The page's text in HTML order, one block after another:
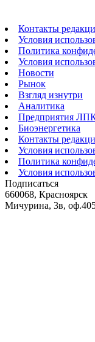
Контакты
Условия
Политика
Условия
Новости
Рынок
Взгляд изнутри
Аналитика
Предприятия
Биоэнергетика
Контакты
Условия
Политика
Условия
Подписаться
660068, Красноярск
Мичурина, 3в,